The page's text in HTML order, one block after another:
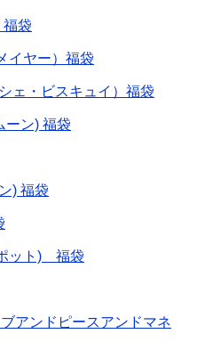
福袋
イヤー）福袋
ェ・ビスキュイ）福袋
ーン) 福袋
) 福袋
ット) 福袋
アンドピースアンドマネ